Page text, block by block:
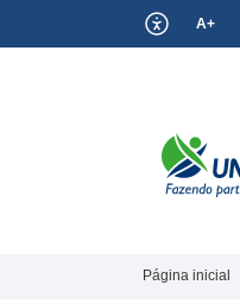
A+
Página inicial